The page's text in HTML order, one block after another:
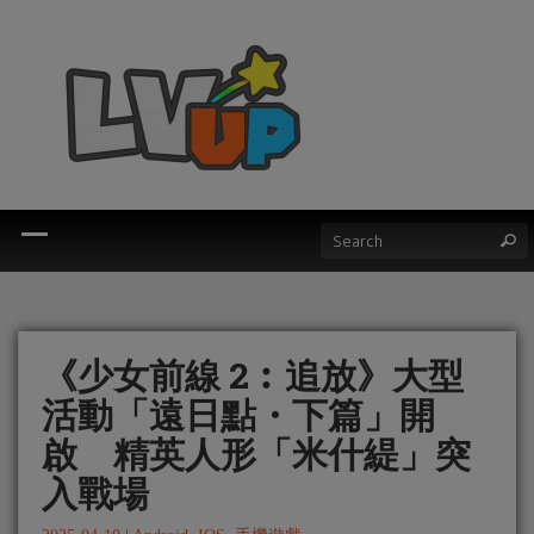
《少女前線 2︰追放》大型
活動「遠日點・下篇」開
啟 精英人形「米什緹」突
入戰場